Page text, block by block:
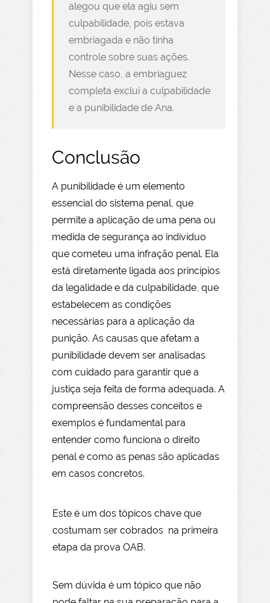
alegou que ela agiu sem
culpabilidade, pois estava
embriagada e não tinha
controle sobre suas ações.
Nesse caso, a embriaguez
completa exclui a culpabilidade
e a punibilidade de Ana.
Conclusão
A punibilidade é um elemento
essencial do sistema penal, que
permite a aplicação de uma pena ou
medida de segurança ao indivíduo
que cometeu uma infração penal. Ela
está diretamente ligada aos princípios
da legalidade e da culpabilidade, que
estabelecem as condições
necessárias para a aplicação da
punição. As causas que afetam a
punibilidade devem ser analisadas
com cuidado para garantir que a
justiça seja feita de forma adequada. A
compreensão desses conceitos e
exemplos é fundamental para
entender como funciona o direito
penal e como as penas são aplicadas
em casos concretos.
Este é um dos tópicos chave que
costumam ser cobrados na primeira
etapa da prova OAB.
Sem dúvida é um tópico que não